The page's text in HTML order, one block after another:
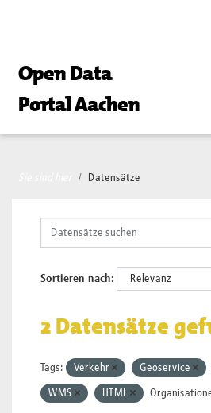
Open Data
Portal Aachen
Datensätze
Sortieren nach
2 Datensätze
Tags: Verkehr Geoservice
WMS HTML